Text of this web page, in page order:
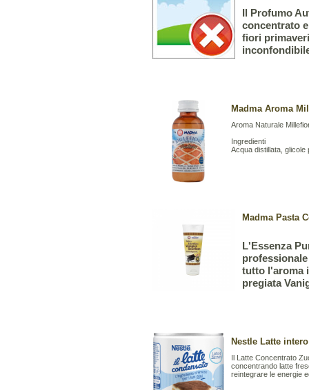
Il Profumo
concentrato
fiori
Madma Aroma
Aroma Naturale
Ingredienti
Acqua distillata,
Madma Pasta
L'Essenza
tutto l'aroma
pregiata
Nestle Latte
Il Latte Concentrato
concentrando latte
reintegrare le energie